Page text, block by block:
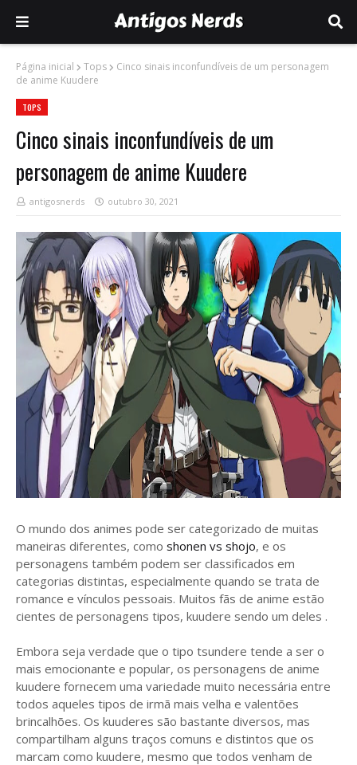
Página inicial Tops
Cinco sinais inconfundíveis de um personagem
de anime Kuudere
TOPS
Cinco sinais inconfundíveis de um
personagem de anime Kuudere
antigosnerds outubro 30, 2021
O mundo dos animes pode ser categorizado de muitas
maneiras diferentes, como shonen vs shojo, e os
personagens também podem ser classificados em
categorias distintas, especialmente quando se trata de
romance e vínculos pessoais. Muitos fãs de anime estão
cientes de personagens tipos, kuudere sendo um deles .
Embora seja verdade que o tipo tsundere tende a ser o
mais emocionante e popular, os personagens de anime
kuudere fornecem uma variedade muito necessária entre
todos aqueles tipos de irmã mais velha e valentões
brincalhões. Os kuuderes são bastante diversos, mas
compartilham alguns traços comuns e distintos que os
marcam como kuudere, mesmo que todos venham de